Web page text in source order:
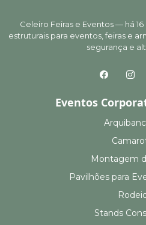
Celeiro Feiras e Eventos — há
estruturais para eventos, feiras e
segurança e
Eventos
Montagem
Pavilhões para
Stands